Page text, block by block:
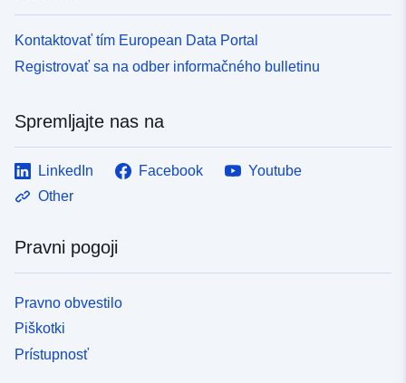
Kontaktovať tím European Data Portal
Registrovať sa na odber informačného bulletinu
Spremljajte nas na
LinkedIn Facebook
Youtube
Other
Pravni pogoji
Pravno obvestilo
Piškotki
Prístupnosť